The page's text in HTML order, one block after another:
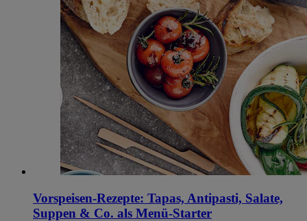
Vorspeisen-Rezepte: Tapas, Antipasti, Salate,
Suppen & Co. als Menü-Starter